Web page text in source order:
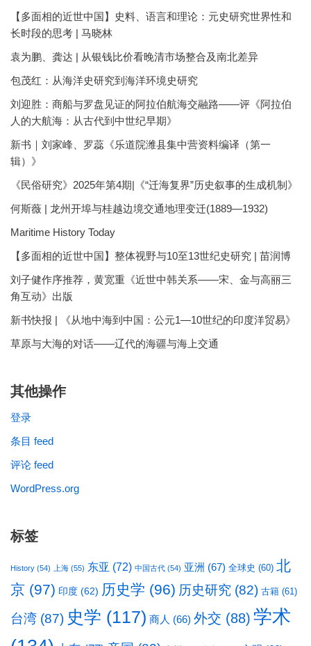
【多面相的近世中国】史料、语言和理论：元史研究世界性和
长时段的思考 | 马晓林
袁为鹏、龚达 | 从银钱比价看晚清市场整合及南北差异
包茂红：从海洋史研究到海洋环境史研究
刘迎胜：商船与罗盘见证的阿拉伯航海交融路——评《阿拉伯
人的大航海：从古代到中世纪早期》
新书｜刘家峰、罗蕊《乐道院潍县集中营资料编译（第一
辑）》
《民俗研究》2025年第4期|《“迁海复界”历史叙事的生成机制》
何斯薇 | 龙州开埠与桂越边境交通地理变迁(1889—1932)
Maritime History Today
【多面相的近世中国】整体视野与10至13世纪史研究 | 苗润博
刘子健作序推荐，黄宽重《近世中韩关系——宋、金与高丽三
角互动》出版
新书快报 | 《从地中海到中国：公元1—10世纪的印度洋贸易》
草原与大海的对话——辽代的海疆与海上交通
其他操作
登录
条目 feed
评论 feed
WordPress.org
标签
History (54) 上海 (55) 东亚 (72) 中国古代 (54) 亚洲 (67) 全球史 (60) 北
京 (97) 印度 (62) 历史学 (96) 历史研究 (82) 古籍 (61)
台湾 (87) 史学 (117) 商人 (66) 外交 (88) 学术